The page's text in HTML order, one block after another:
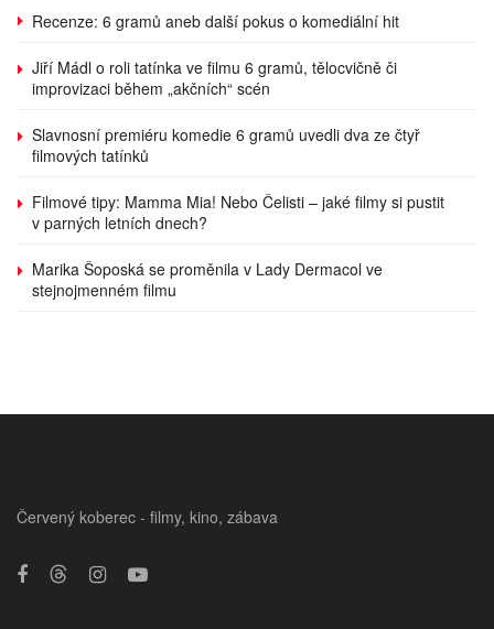
Recenze: 6 gramů aneb další pokus o komediální hit
Jiří Mádl o roli tatínka ve filmu 6 gramů, tělocvičně či
improvizaci během „akčních“ scén
Slavnosní premiéru komedie 6 gramů uvedli dva ze čtyř
filmových tatínků
Filmové tipy: Mamma Mia! Nebo Čelisti – jaké filmy si pustit
v parných letních dnech?
Marika Šoposká se proměnila v Lady Dermacol ve
stejnojmenném filmu
Červený koberec - filmy, kino, zábava